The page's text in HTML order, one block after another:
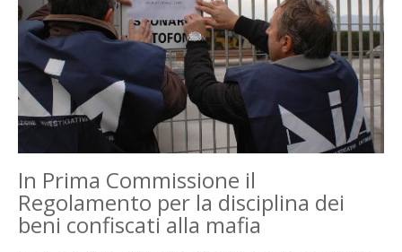
In Prima Commissione il
Regolamento per la disciplina dei
beni confiscati alla mafia